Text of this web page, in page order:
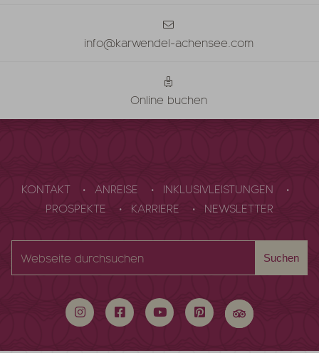
info@karwendel-achensee.com
Online buchen
KONTAKT ANREISE
INKLUSIVLEISTUNGEN
PROSPEKTE
KARRIERE NEWSLETTER
durchsuchen
Suchen